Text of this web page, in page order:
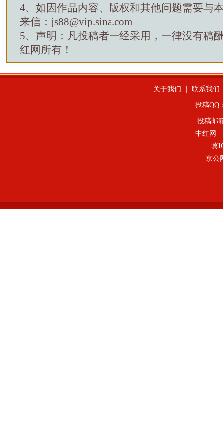
4、如因作品内容、版权和其他问题需要与
来信：js88@vip.sina.com
5、声明：凡投稿者一经采用，一律没有稿
红网所有！
关于我们 联系我们
投稿QQ
投稿邮
中红网—
冀
京公